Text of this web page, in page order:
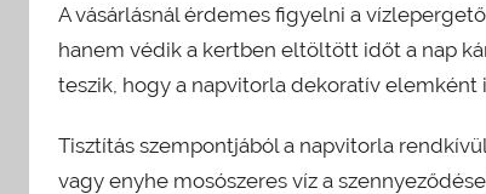
A vásárlásnál érdemes figyelni a
hanem védik a kertben eltöltött időt a nap
teszik, hogy a napvitorla dekoratív
Tisztítás szempontjából a napvitorla
vagy enyhe mosószeres víz a